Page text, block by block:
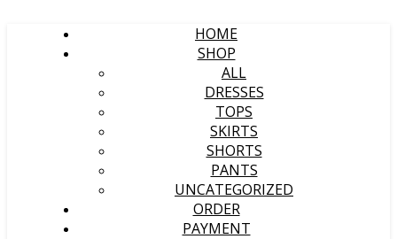
HOME
SHOP
ALL
DRESSES
TOPS
SKIRTS
SHORTS
PANTS
UNCATEGORIZED
ORDER
PAYMENT